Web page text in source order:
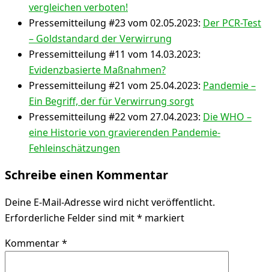
vergleichen verboten!
Pressemitteilung #23 vom 02.05.2023: Der PCR-Test
– Goldstandard der Verwirrung
Pressemitteilung #11 vom 14.03.2023:
Evidenzbasierte Maßnahmen?
Pressemitteilung #21 vom 25.04.2023: Pandemie –
Ein Begriff, der für Verwirrung sorgt
Pressemitteilung #22 vom 27.04.2023: Die WHO –
eine Historie von gravierenden Pandemie-
Fehleinschätzungen
Schreibe einen Kommentar
Deine E-Mail-Adresse wird nicht veröffentlicht.
Erforderliche Felder sind mit* markiert
Kommentar*